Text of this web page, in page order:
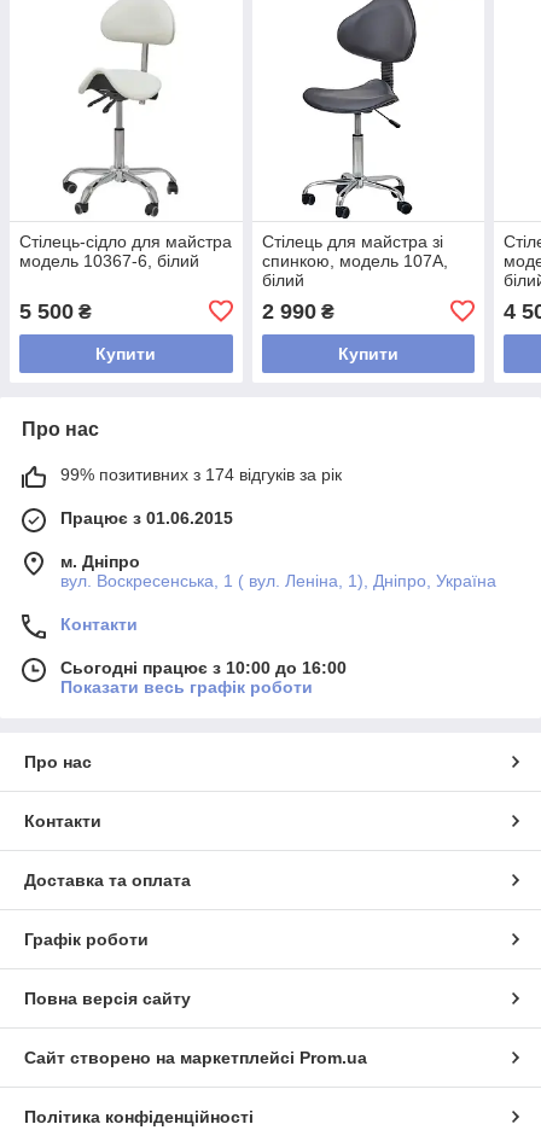
Стілець-сідло для майстра
модель 10367-6, білий
5 500 ₴
Купити
Стілець для майстра зі
спинкою, модель 107А,
білий
2 990₴
Купити
4
Про нас
99% позитивних з 174 відгуків за рік
Працює з 01.06.2015
м. Дніпро
вул. Воскресенська, 1 ( вул. Леніна, 1), Дніпро, Україна
Контакти
Сьогодні працює з 10:00 до 16:00
Показати весь графік роботи
Про нас
Контакти
Доставка та оплата
Графік роботи
Повна версія сайту
Сайт створено на маркетплейсі Prom.ua
Політика конфіденційності